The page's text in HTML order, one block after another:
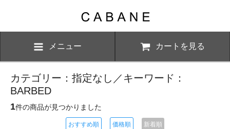
メニュー カートを見る
カテゴリー：指定なし／キーワード：
BARBED
1件の商品が見つかりました
おすすめ順 価格順 新着順